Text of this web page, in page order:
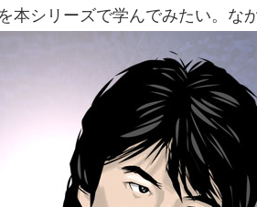
本シリーズで学んでみたい。な